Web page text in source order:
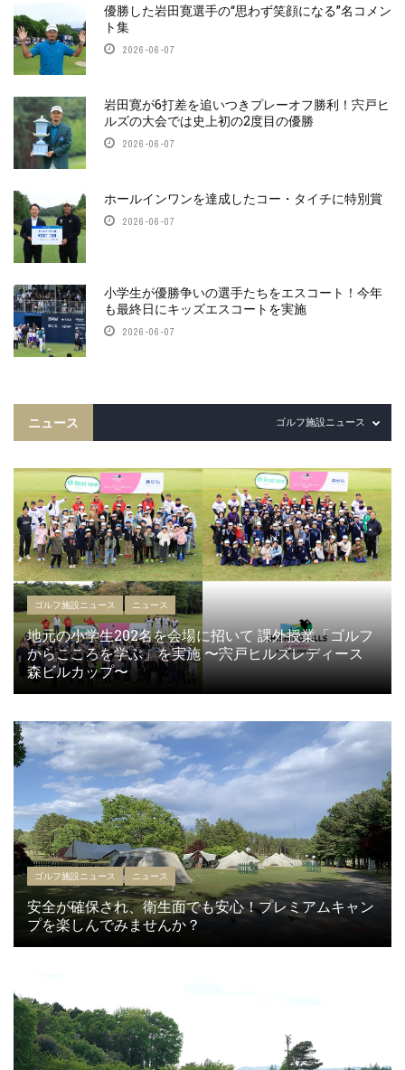
優勝した岩田寛選手の“思わず笑顔になる”名コメン
ト集
2026-06-07
岩田寛が6打差を追いつきプレーオフ勝利！宍戸ヒ
ルズの大会では史上初の2度目の優勝
2026-06-07
ホールインワンを達成したコー・タイチに特別賞
2026-06-07
小学生が優勝争いの選手たちをエスコート！今年
も最終日にキッズエスコートを実施
2026-06-07
ニュース ゴルフ施設ニュース
ゴルフ施設ニュース ニュース
地元の小学生202名を会場に招いて 課外授業「ゴルフ
からこころを学ぶ」を実施 〜宍戸ヒルズレディース
森ビルカップ〜
ゴルフ施設ニュース ニュース
安全が確保され、衛生面でも安心！プレミアムキャン
プを楽しんでみませんか？